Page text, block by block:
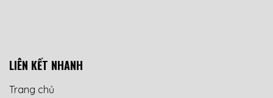
LIÊN KẾT NHANH
Trang chủ